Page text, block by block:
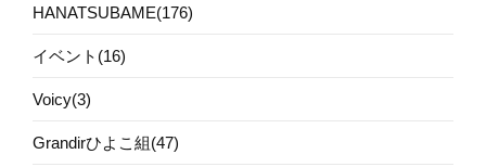
HANATSUBAME(176)
イベント(16)
Voicy(3)
Grandirひよこ組(47)